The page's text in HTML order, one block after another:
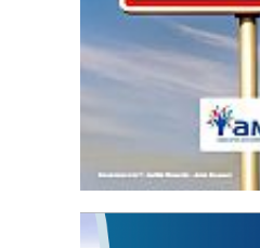
Statut de l’élu local